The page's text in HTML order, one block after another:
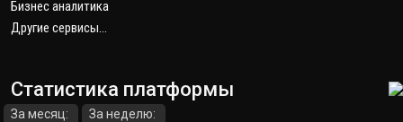
Бизнес аналитика
Другие сервисы...
Статистика платформы
За месяц: За неделю: